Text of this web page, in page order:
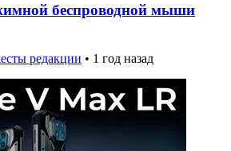
беспроводной мыши
редакции • 1 год назад